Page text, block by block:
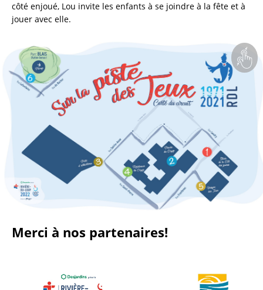
côté enjoué, Lou invite les enfants à se joindre à la fête et à
jouer avec elle.
Merci à nos partenaires!